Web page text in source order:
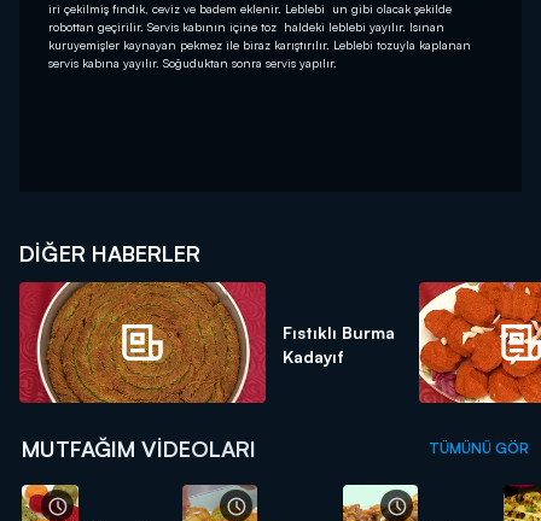
iri çekilmiş fındık, ceviz ve badem eklenir. Leblebi un gibi olacak şekilde
robottan geçirilir. Servis kabının içine toz haldeki leblebi yayılır. Isınan
kuruyemişler kaynayan pekmez ile biraz karıştırılır. Leblebi tozuyla kaplanan
servis kabına yayılır. Soğuduktan sonra servis yapılır.
DIĞER HABERLER
Fıstıklı Burma
Kadayıf
MUTFAĞIM VIDEOLARI TÜMÜNÜ GÖR